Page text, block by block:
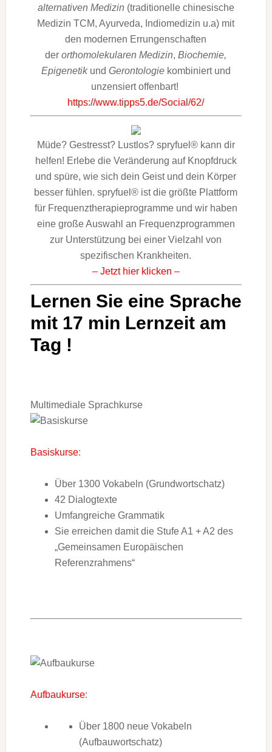
alternativen Medizin (traditionelle chinesische
Medizin TCM, Ayurveda, Indiomedizin u.a) mit
den modernen Errungenschaften
derorthomolekularen Medizin,Biochemie,
Epigenetik und Gerontologiekombiniert und
unzensiert offenbart!
https://www.tipps5.de/Social/62/
Müde? Gestresst? Lustlos? spryfuel® kann dir
helfen! Erlebe die Veränderung auf Knopfdruck
und spüre, wie sich dein Geist und dein Körper
besser fühlen. spryfuel® ist die größte Plattform
für Frequenztherapieprogramme und wir haben
eine große Auswahl an Frequenzprogrammen
zur Unterstützung bei einer Vielzahl von
spezifischen Krankheiten.
– Jetzt hier klicken –
Lernen Sie eine Sprache
mit 17 min Lernzeit am
Tag !
Multimediale Sprachkurse
Basiskurse:
Über 1300 Vokabeln (Grundwortschatz)
42 Dialogtexte
Umfangreiche Grammatik
Sie erreichen damit die Stufe A1 + A2 des
„Gemeinsamen Europäischen
Referenzrahmens“
Aufbaukurse:
Über 1800 neue Vokabeln
(Aufbauwortschatz)